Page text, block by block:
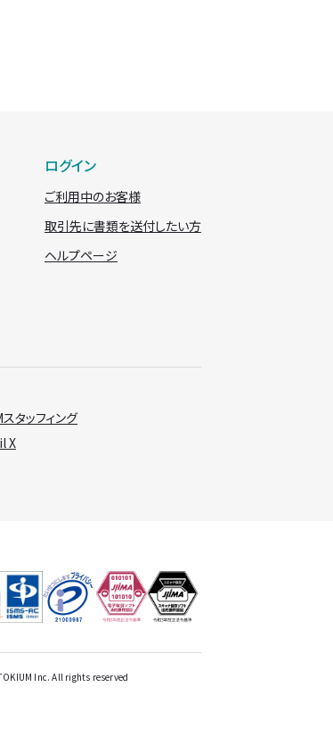
ログイン
ご利用中のお客様
取引先に書類を送付したい方
ヘルプページ
タッフィング
X
Inc. All rights reserved